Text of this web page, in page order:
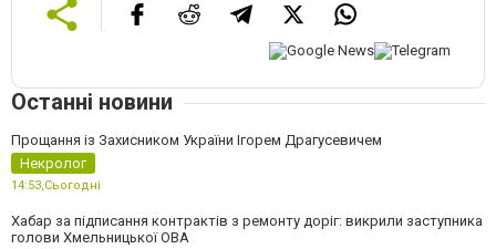
Останні новини
Прощання із Захисником України Ігорем Драгусевичем
Некролог
14:53,Сьогодні
Хабар за підписання контрактів з ремонту доріг: викрили заступника
голови Хмельницької ОВА